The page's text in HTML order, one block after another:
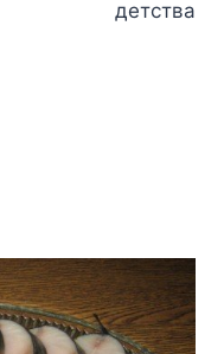
детства